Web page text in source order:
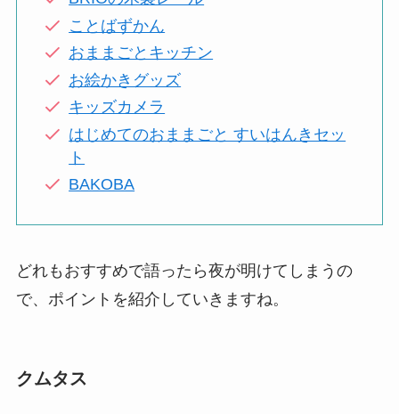
ことばずかん
おままごとキッチン
お絵かきグッズ
キッズカメラ
はじめてのおままごと すいはんきセッ
ト
BAKOBA
どれもおすすめで語ったら夜が明けてしまうの
で、ポイントを紹介していきますね。
クムタス